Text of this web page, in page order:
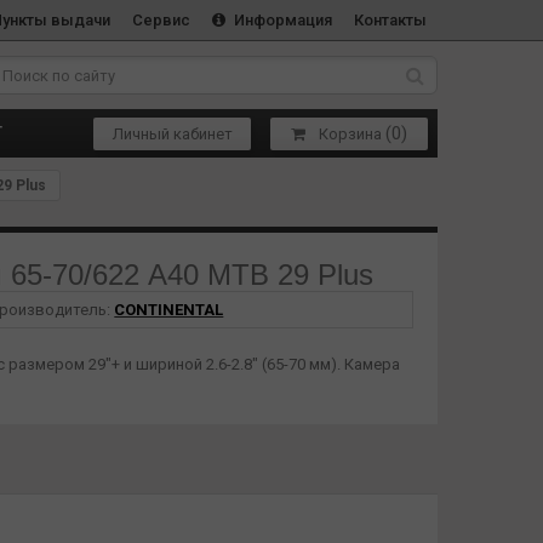
выдачи Сервис Информация Контакты
Личный кабинет Корзина (0)
Plus
70/622 A40 MTB 29 Plus
CONTINENTAL
29"+ и шириной 2.6-2.8" (65-70 мм). Камера